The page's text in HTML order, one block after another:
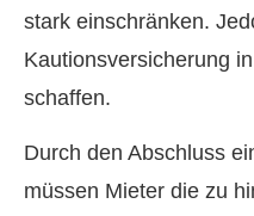
stark einschränken.
Kautionsversicherung
schaffen.
Durch den Abschluss
müssen Mieter die zu